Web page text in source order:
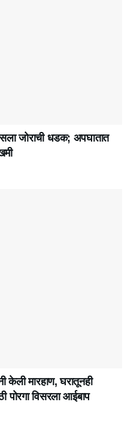
जोराची धडक; अपघातात
केली मारहाण, घरातूनही
पोरगा विसरला आईबाप